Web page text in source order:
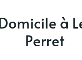
à
Perret